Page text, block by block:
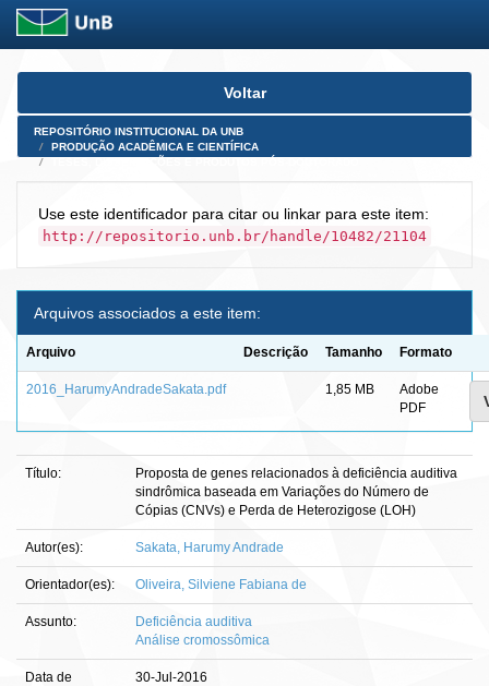
Skip
Voltar
REPOSITÓRIO INSTITUCIONAL DA UNB
PRODUÇÃO ACADÊMICA E CIENTÍFICA
Use este identificador para citar ou linkar para este item:
http://repositorio.unb.br/handle/10482/21104
Arquivos associados a este item:
Arquivo Descrição Tamanho Formato
2016_HarumyAndradeSakata.pdf 1,85 MB
Adobe
PDF
Título:
Proposta de genes relacionados à deficiência auditiva
sindrômica baseada em Variações do Número de
Cópias (CNVs) e Perda de Heterozigose (LOH)
Autor(es): Sakata, Harumy Andrade
Orientador(es): Oliveira, Silviene Fabiana de
Assunto:
Deficiência auditiva
Análise cromossômica
Data de
30-Jul-2016